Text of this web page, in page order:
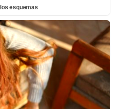
esquemas